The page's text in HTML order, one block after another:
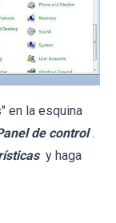
en la esquina
de control .
y haga